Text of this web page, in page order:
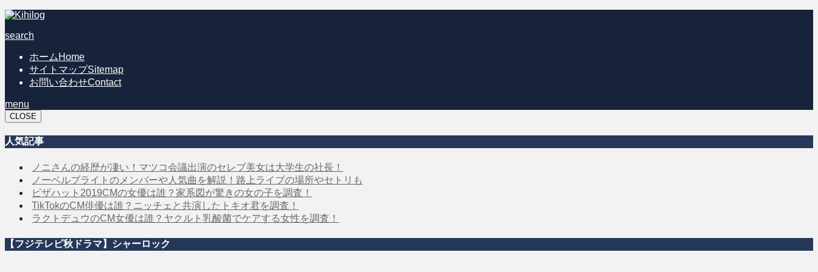
search
ホーム Home
サイトマップSitemap
お問い合わせContact
menu
CLOSE
人気記事
ノニさんの経歴が凄い！マツコ会議出演のセレブ美女は大学生の社長！
ノーベルブライトのメンバーや人気曲を解説！路上ライブの場所やセトリも
ピザハット2019CMの女優は誰？家系図が驚きの女の子を調査！
TikTokのCM俳優は誰？ニッチェと共演したトキオ君を調査！
ラクトデュウのCM女優は誰？ヤクルト乳酸菌でケアする女性を調査！
【フジテレビ秋ドラマ】シャーロック